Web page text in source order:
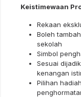
Keistimewaan
Rekaan
Boleh
sekolah
Simbol
Sesuai
kenangan
Pilihan